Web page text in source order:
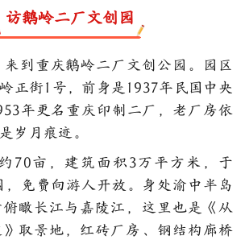
访鹅岭二厂文创园
重庆鹅岭二厂文创公园。园区
正街1号，前身是1937年民国中央
年更名重庆印制二厂，老厂房依
岁月痕迹。
亩，建筑面积3万平方米，于
免费向游人开放。身处渝中半岛
瞰长江与嘉陵江，这里也是《从
取景地，红砖厂房、钢结构廊桥